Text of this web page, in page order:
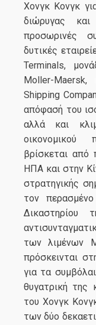
Χονγκ Κονγκ
διώρυγας
προσωρινές
δυτικές
Terminals,
Moller-
Shipping
απόφασή του
αλλά και
βρίσκεται από
ΗΠΑ και στην
στρατηγικής
τον
Δικαστηρίου
των λιμένων
πρόσκεινται
για τα
θυγατρική της
του Χονγκ
των δύο